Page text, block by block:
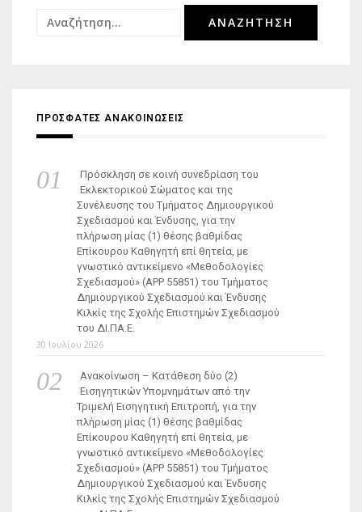
Αναζήτηση
ΠΡΟΣΦΑΤΕΣ ΑΝΑΚΟΙΝΩΣΕΙΣ
Πρόσκληση σε κοινή συνεδρίαση του
Εκλεκτορικού Σώματος και της
Συνέλευσης του Τμήματος Δημιουργικού
Σχεδιασμού και Ένδυσης, για την
πλήρωση μίας (1) θέσης βαθμίδας
Επίκουρου Καθηγητή επί θητεία, με
γνωστικό αντικείμενο «Μεθοδολογίες
Σχεδιασμού» (ΑΡΡ 55851) του Τμήματος
Δημιουργικού Σχεδιασμού και Ένδυσης
Κιλκίς της Σχολής Επιστημών Σχεδιασμού
του ΔΙ.ΠΑ.Ε.
30 Ιουλίου 2026
Ανακοίνωση – Κατάθεση δύο (2)
Εισηγητικών Υπομνημάτων από την
Τριμελή Εισηγητική Επιτροπή, για την
πλήρωση μίας (1) θέσης βαθμίδας
Επίκουρου Καθηγητή επί θητεία, με
γνωστικό αντικείμενο «Μεθοδολογίες
Σχεδιασμού» (ΑΡΡ 55851) του Τμήματος
Δημιουργικού Σχεδιασμού και Ένδυσης
Κιλκίς της Σχολής Επιστημών Σχεδιασμού